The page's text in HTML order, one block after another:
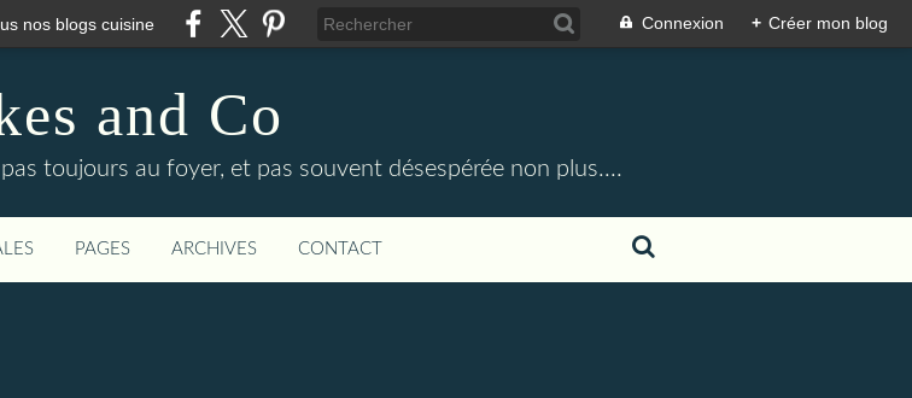
nos blogs cuisine Connexion + Créer mon blog
and Co
toujours au foyer, et pas souvent désespérée non plus....
PAGES ARCHIVES CONTACT